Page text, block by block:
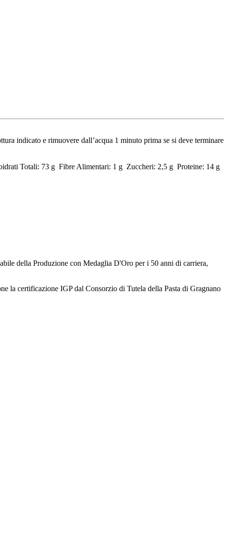
indicato e rimuovere dall’acqua 1 minuto prima se si deve terminare
Totali: 73 g Fibre Alimentari: 1 g Zuccheri: 2,5 g Proteine: 14 g
della Produzione con Medaglia D'Oro per i 50 anni di carriera,
la certificazione IGP dal Consorzio di Tutela della Pasta di Gragnano